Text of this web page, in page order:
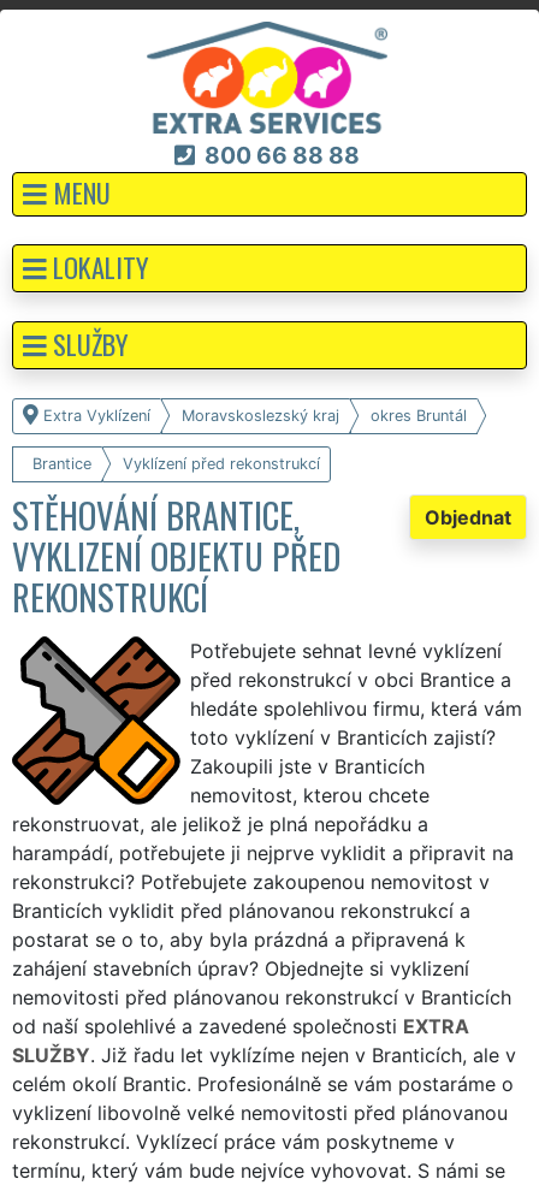
800 66 88 88
MENU
Extra Vyklízení Moravskoslezský kraj okres Bruntál
Brantice Vyklízení před rekonstrukcí
Objednat
STĚHOVÁNÍ BRANTICE,
VYKLIZENÍ OBJEKTU PŘED
REKONSTRUKCÍ
Potřebujete sehnat levné vyklízení
před rekonstrukcí v obci Brantice a
hledáte spolehlivou firmu, která vám
toto vyklízení v Branticích zajistí?
Zakoupili jste v Branticích
nemovitost, kterou chcete
rekonstruovat, ale jelikož je plná nepořádku a
harampádí, potřebujete ji nejprve vyklidit a připravit na
rekonstrukci? Potřebujete zakoupenou nemovitost v
Branticích vyklidit před plánovanou rekonstrukcí a
postarat se o to, aby byla prázdná a připravená k
zahájení stavebních úprav? Objednejte si vyklizení
nemovitosti před plánovanou rekonstrukcí v Branticích
od naší spolehlivé a zavedené společnosti EXTRA
SLUŽBY. Již řadu let vyklízíme nejen v Branticích, ale v
celém okolí Brantic. Profesionálně se vám postaráme o
vyklizení libovolně velké nemovitosti před plánovanou
rekonstrukcí. Vyklízecí práce vám poskytneme v
termínu, který vám bude nejvíce vyhovovat. S námi se
LOKALITY
SLUŽBY